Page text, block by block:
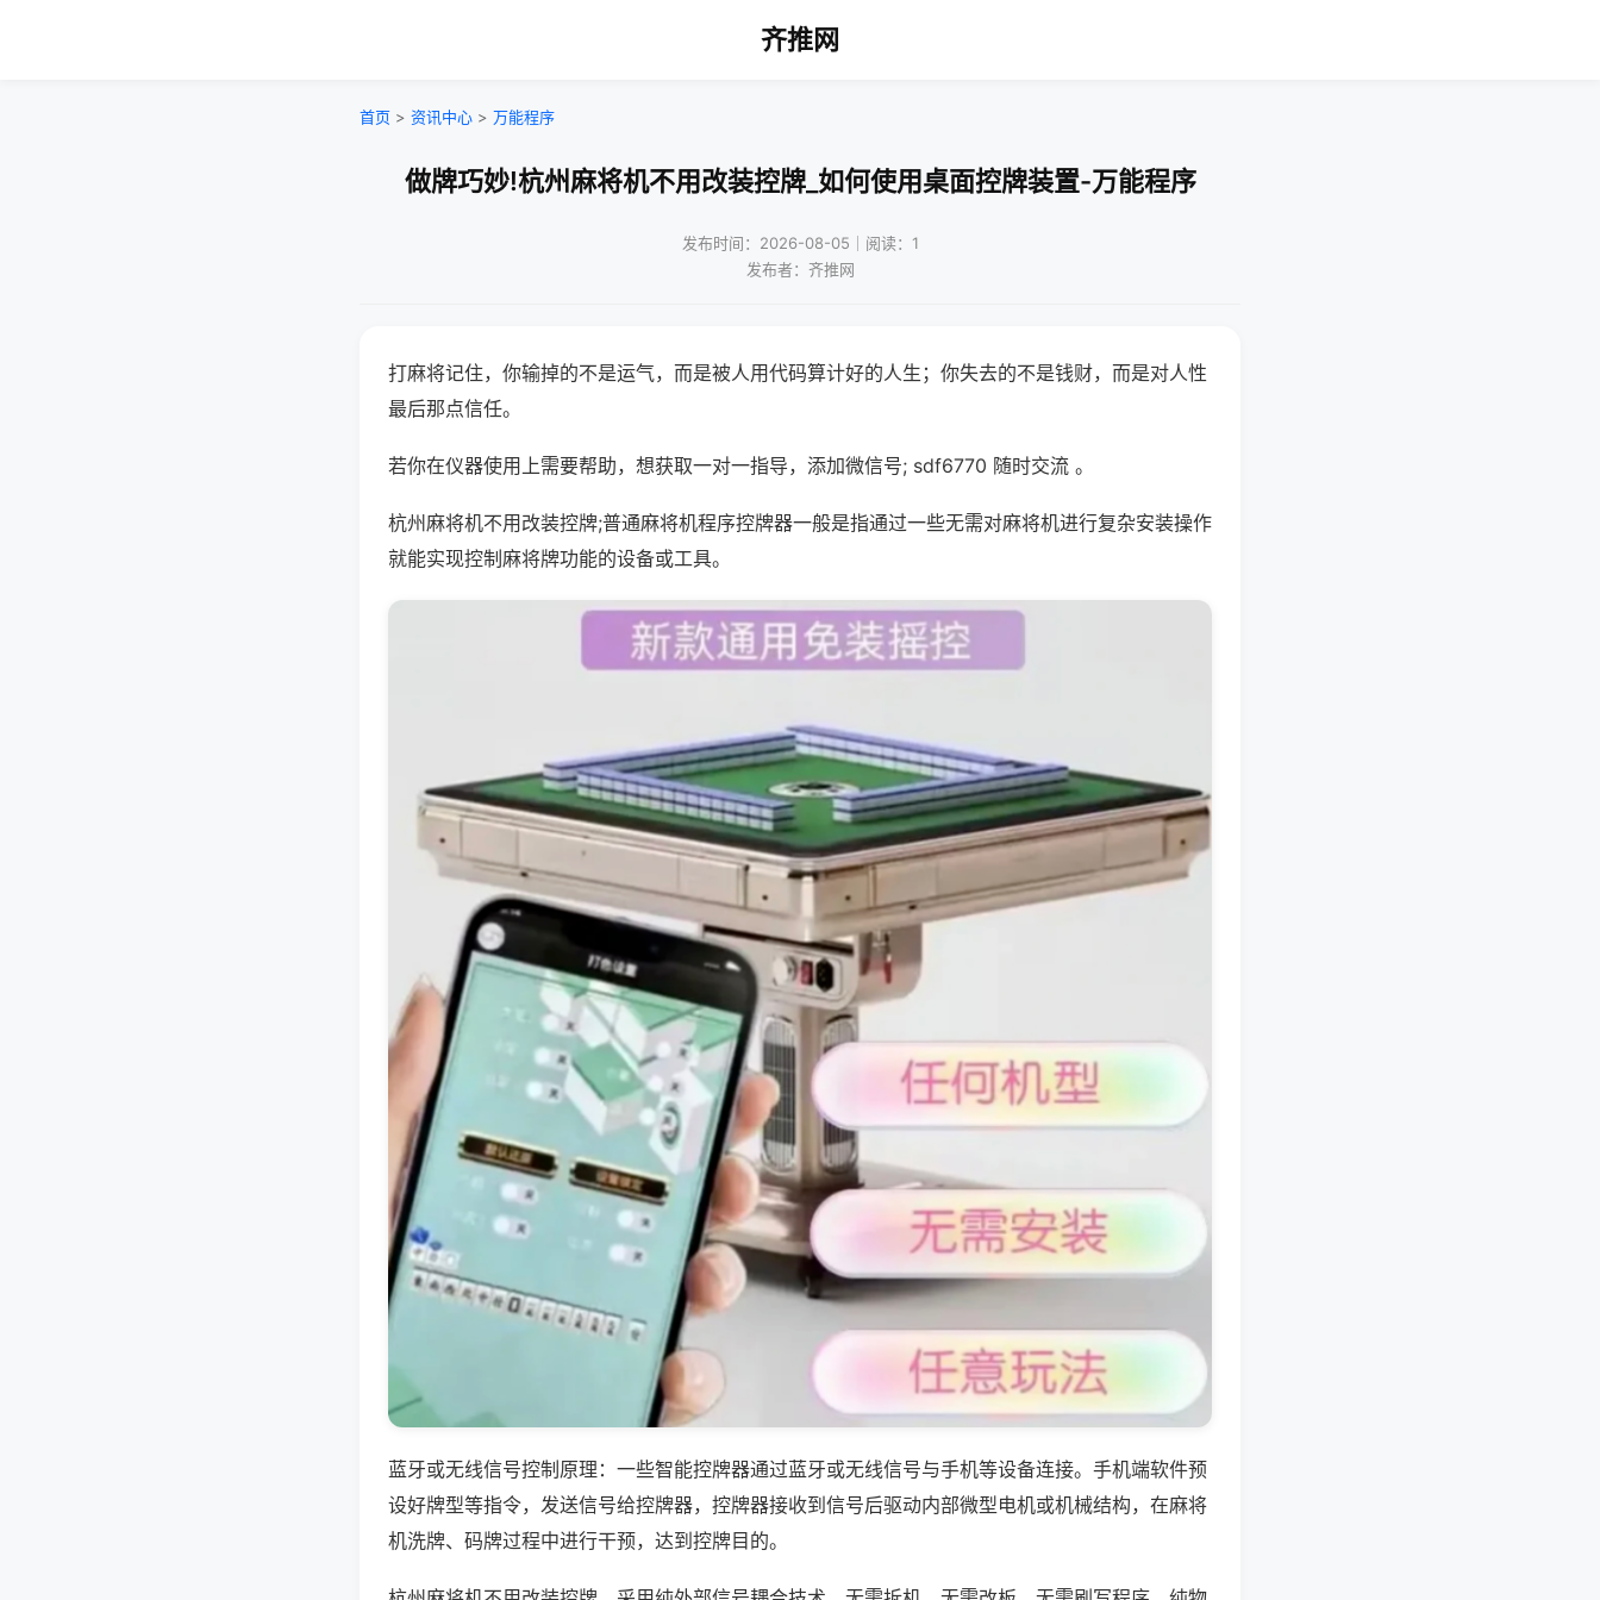
齐推网
首页 > 资讯中心 > 万能程序
做牌巧妙!杭州麻将机不用改装控牌_如何使用桌面控牌装置-万能程序
发布时间：2026-08-05｜阅读：1
发布者：齐推网
打麻将记住，你输掉的不是运气，而是被人用代码算计好的人生；你失去的不是钱财，而是对人性
最后那点信任。
若你在仪器使用上需要帮助，想获取一对一指导，添加微信号; sdf6770 随时交流 。
杭州麻将机不用改装控牌;普通麻将机程序控牌器一般是指通过一些无需对麻将机进行复杂安装操作
就能实现控制麻将牌功能的设备或工具。
蓝牙或无线信号控制原理：一些智能控牌器通过蓝牙或无线信号与手机等设备连接。手机端软件预
设好牌型等指令，发送信号给控牌器，控牌器接收到信号后驱动内部微型电机或机械结构，在麻将
机洗牌、码牌过程中进行干预，达到控牌目的。